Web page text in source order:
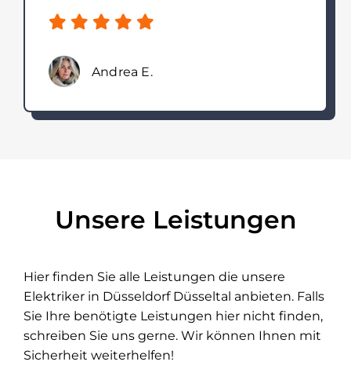
Andrea E.
Unsere Leistungen
Hier finden Sie alle Leistungen die unsere
Elektriker in Düsseldorf Düsseltal anbieten. Falls
Sie Ihre benötigte Leistungen hier nicht finden,
schreiben Sie uns gerne. Wir können Ihnen mit
Sicherheit weiterhelfen!